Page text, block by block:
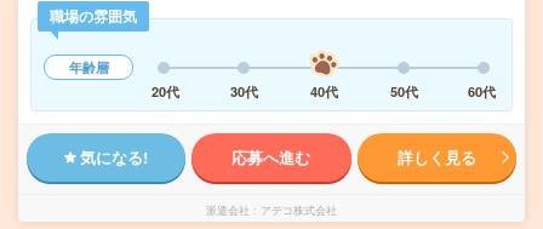
職場の雰囲気
年齢層
20代
30代 40代 50代 60代
気になる! 応募へ進む 詳しく見る
派遣会社 アデコ株式会社